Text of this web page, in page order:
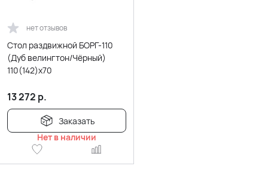
нет отзывов
Стол раздвижной БОРГ-110
(Дуб велингтон/Чёрный)
110(142)х70
13 272 р.
Заказать
Нет в наличии